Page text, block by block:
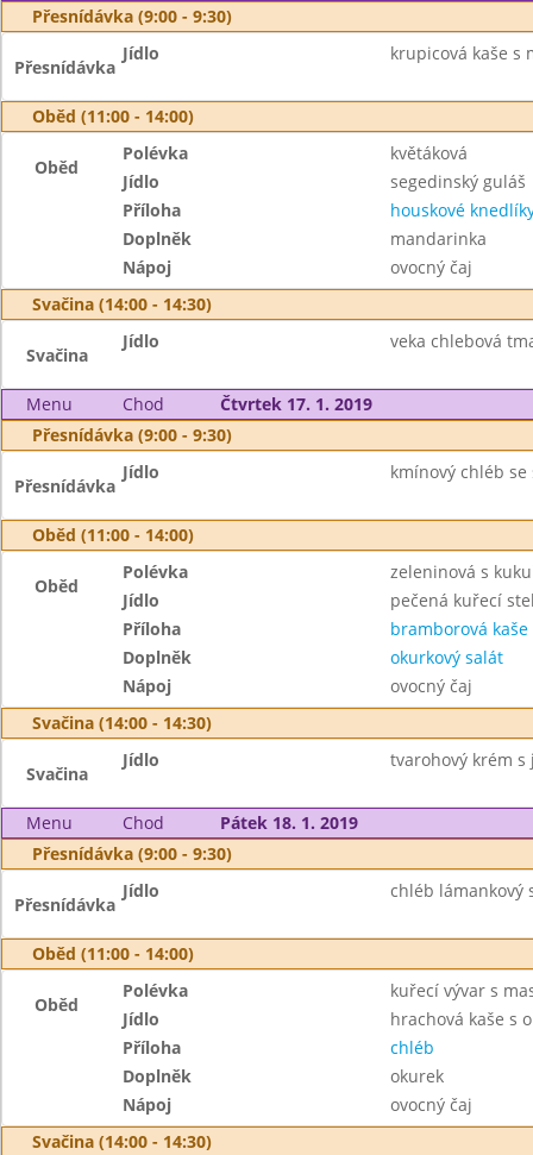
Přesnídávka (9:00 - 9:30)
Přesnídávka
Jídlo krupicová kaše s
Oběd (11:00 - 14:00)
Oběd
Polévka
květáková
Jídlo
segedinský guláš
Příloha
houskové
Doplněk
mandarinka
Nápoj
ovocný čaj
Svačina (14:00 - 14:30)
Svačina
Jídlo veka chlebová
Menu Chod
Čtvrtek 17. 1. 2019
Přesnídávka (9:00 - 9:30)
Přesnídávka
Jídlo kmínový chléb
Oběd (11:00 - 14:00)
Oběd
Polévka
zeleninová s
Jídlo
pečená kuřecí
Příloha
bramborová kaše
Doplněk
okurkový salát
Nápoj
ovocný čaj
Svačina (14:00 - 14:30)
Svačina
Jídlo tvarohový krém s
Menu Chod
Pátek 18. 1. 2019
Přesnídávka (9:00 - 9:30)
Přesnídávka
Jídlo chléb lámankový
Oběd (11:00 - 14:00)
Oběd
Polévka
kuřecí vývar s
Jídlo
hrachová kaše s
Příloha
chléb
Doplněk
okurek
Nápoj
ovocný čaj
Svačina (14:00 - 14:30)